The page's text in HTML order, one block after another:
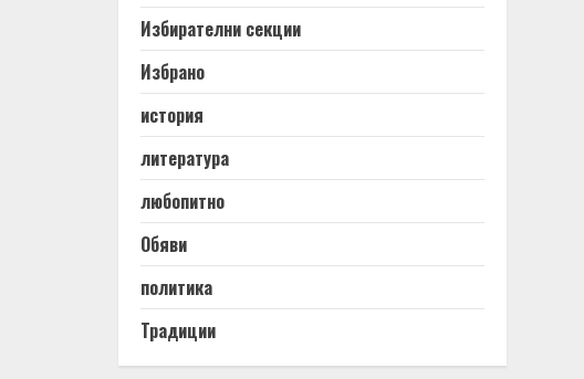
Избирателни секции
Избрано
история
литература
любопитно
Обяви
политика
Традиции